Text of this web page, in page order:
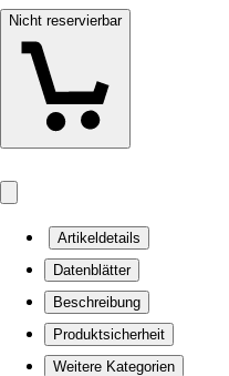
Nicht reservierbar
Artikeldetails
Datenblätter
Beschreibung
Produktsicherheit
Weitere Kategorien